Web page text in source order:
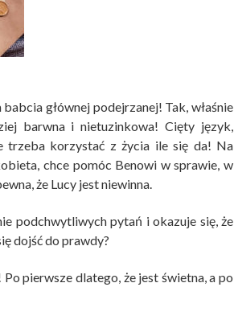
głównej podejrzanej! Tak, właśnie
barwna i nietuzinkowa! Cięty język,
trzeba korzystać z życia ile się da! Na
chce pomóc Benowi w sprawie, w
że Lucy jest niewinna.
podchwytliwych pytań i okazuje się, że
dojść do prawdy?
pierwsze dlatego, że jest świetna, a po